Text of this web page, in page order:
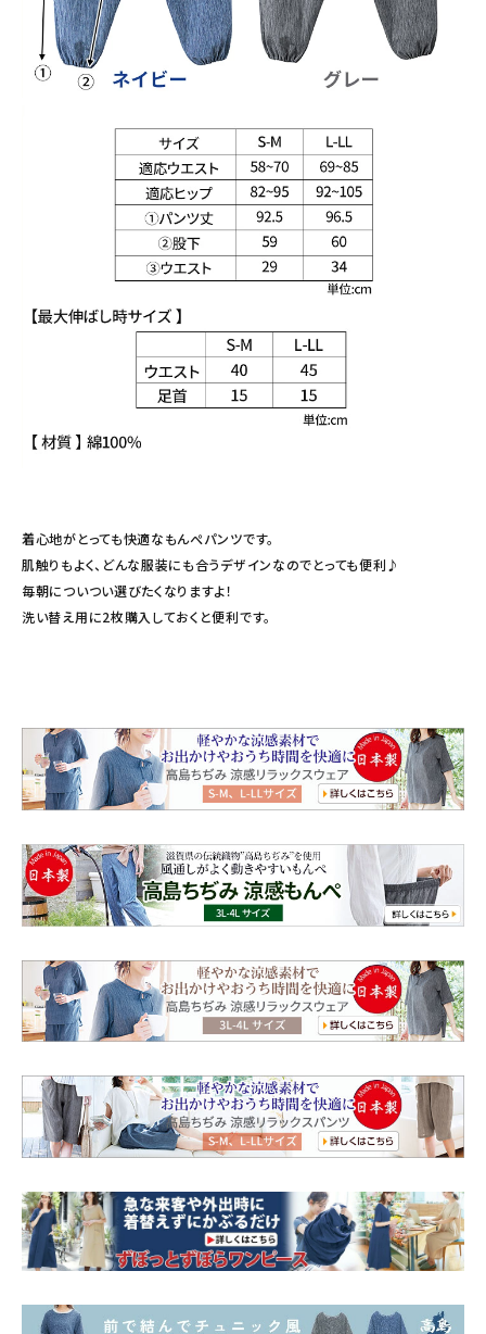
着心地がとっても快適なもんぺパンツです。
肌触りもよく、どんな服装にも合うデザインなのでとっても便利♪
毎朝についつい選びたくなりますよ！
洗い替え用に2枚購入しておくと便利です。